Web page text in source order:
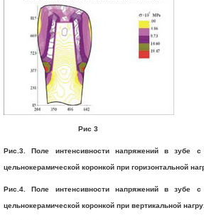
Рис 3
Рис.3. Поле интенсивности напряжений в зубе с
цельнокерамической коронкой при горизонтальной
Рис.4. Поле интенсивности напряжений в зубе с
цельнокерамической коронкой при вертикальной